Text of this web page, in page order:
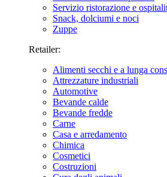
Servizio ristorazione e
Snack, dolciumi e noci
Zuppe
Retailer:
Alimenti secchi e a lunga
Attrezzature industriali
Automotive
Bevande calde
Bevande fredde
Carne
Casa e arredamento
Chimica
Cosmetici
Costruzioni